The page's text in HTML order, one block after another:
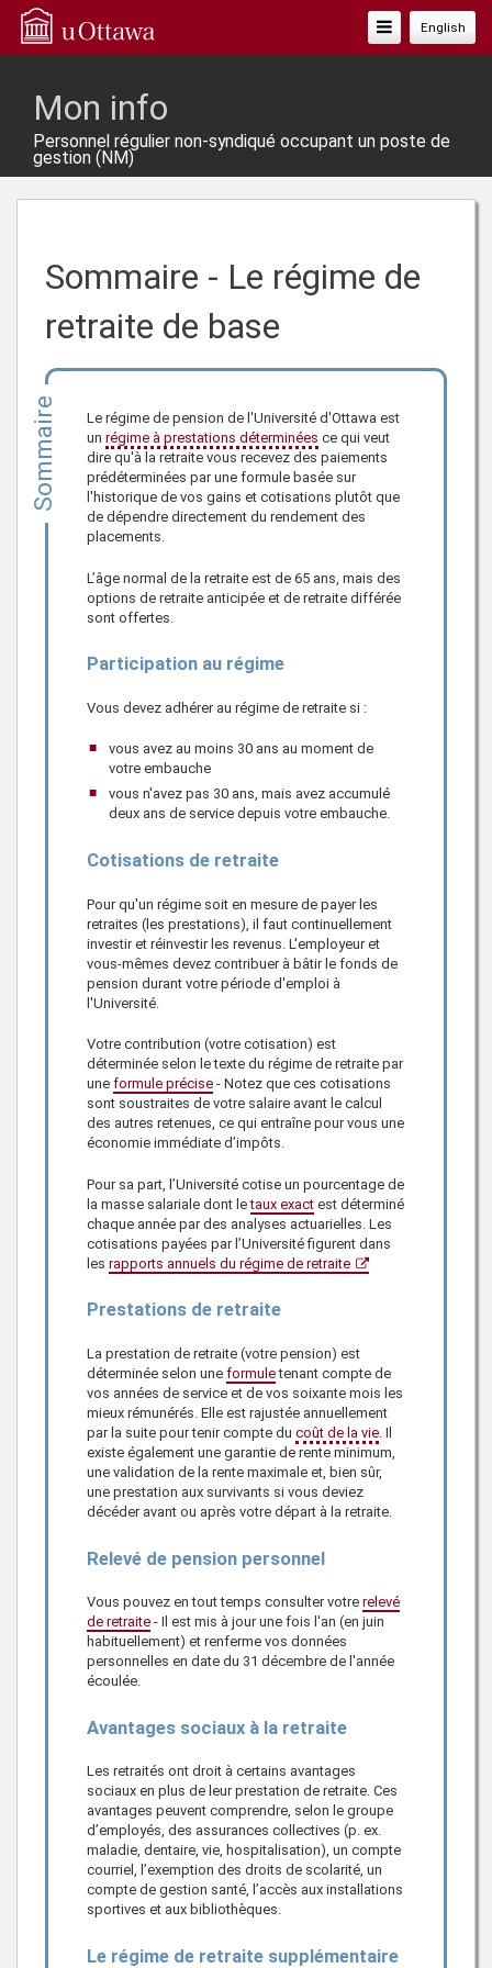
English
Basculer
La
Mon info
Personnel régulier non-syndiqué occupant un poste de
gestion (NM)
Sommaire - Le régime de
retraite de base
Sommaire
Le régime de pension de l'Université d'Ottawa est
un régime à prestations déterminées ce qui veut
dire qu'à la retraite vous recevez des paiements
prédéterminées par une formule basée sur
l'historique de vos gains et cotisations plutôt que
de dépendre directement du rendement des
placements.
L’âge normal de la retraite est de 65 ans, mais des
options de retraite anticipée et de retraite différée
sont offertes.
Participation au régime
Vous devez adhérer au régime de retraite si :
vous avez au moins 30 ans au moment de
votre embauche
vous n'avez pas 30 ans, mais avez accumulé
deux ans de service depuis votre embauche.
Cotisations de retraite
Pour qu'un régime soit en mesure de payer les
retraites (les prestations), il faut continuellement
investir et réinvestir les revenus. L'employeur et
vous-mêmes devez contribuer à bâtir le fonds de
pension durant votre période d'emploi à
l'Université.
Votre contribution (votre cotisation) est
déterminée selon le texte du régime de retraite par
une formule précise - Notez que ces cotisations
sont soustraites de votre salaire avant le calcul
des autres retenues, ce qui entraîne pour vous une
économie immédiate d’impôts.
Pour sa part, l’Université cotise un pourcentage de
la masse salariale dont letaux exact est déterminé
chaque année par des analyses actuarielles. Les
cotisations payées par l’Université figurent dans
les rapports annuels du régime de retraite
Prestations de retraite
La prestation de retraite (votre pension) est
déterminée selon une formuletenant compte de
vos années de service et de vos soixante mois les
mieux rémunérés. Elle est rajustée annuellement
par la suite pour tenir compte du coût de la vie . Il
existe également une garantie de rente minimum,
une validation de la rente maximale et, bien sûr,
une prestation aux survivants si vous deviez
décéder avant ou après votre départ à la retraite.
Relevé de pension personnel
Vous pouvez en tout temps consulter votre relevé
de retraite - Il est mis à jour une fois l'an (en juin
habituellement) et renferme vos données
personnelles en date du 31 décembre de l'année
écoulée.
Avantages sociaux à la retraite
Les retraités ont droit à certains avantages
sociaux en plus de leur prestation de retraite. Ces
avantages peuvent comprendre, selon le groupe
d’employés, des assurances collectives (p. ex.
maladie, dentaire, vie, hospitalisation), un compte
courriel, l’exemption des droits de scolarité, un
compte de gestion santé, l’accès aux installations
sportives et aux bibliothèques.
Le régime de retraite supplémentaire